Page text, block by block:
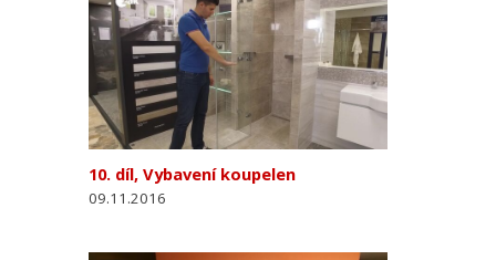
10. díl, Vybavení koupelen
09.11.2016